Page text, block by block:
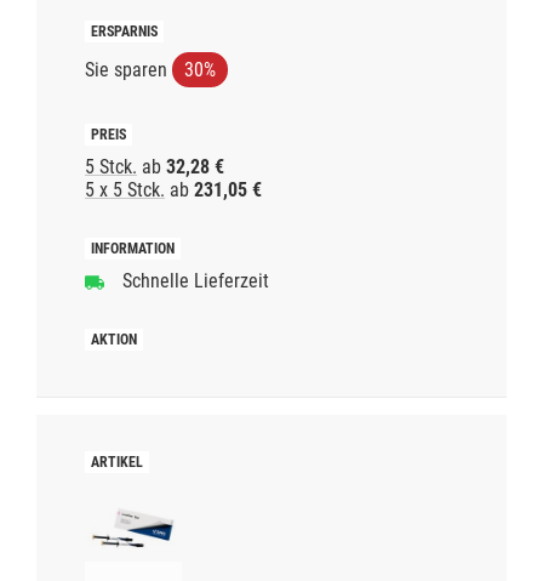
Sie sparen 30%
5 Stck. ab 32,28 €
5 x 5 Stck. ab 231,05 €
Schnelle Lieferzeit